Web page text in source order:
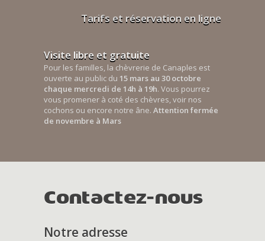
Tarifs et réservation en ligne
Visite libre et gratuite
Pour les familles, la chèvrerie de Canaples est
ouverte au public du 15 mars au 30 octobre
chaque mercredi de 14h à 19h. Vous pourrez
vous promener à coté des chèvres, voir nos
cochons ou encore notre âne. Attention fermée
de novembre à Mars
Contactez-nous
Notre adresse